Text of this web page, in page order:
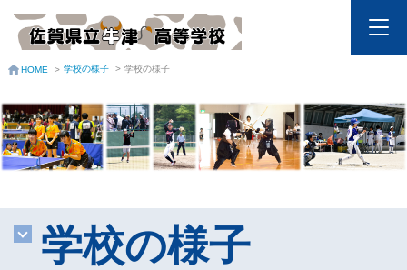
HOME > 学校の様子 > 学校の様子
学校の様子